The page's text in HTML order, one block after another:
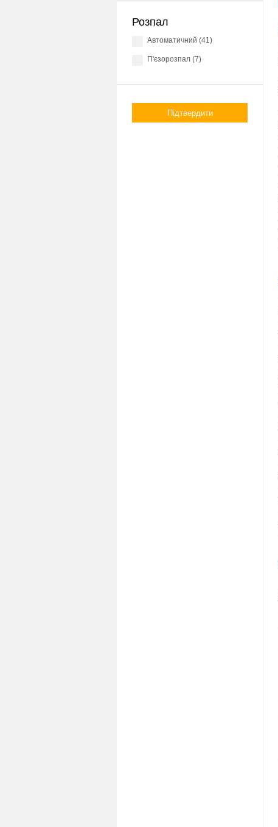
Розпал
Автоматичний (41)
П'єзорозпал (7)
Підтвердити